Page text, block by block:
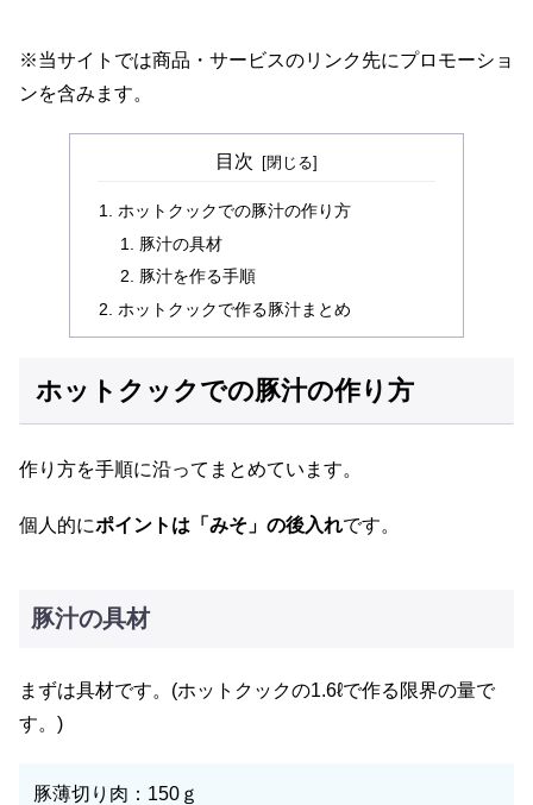
※当サイトでは商品・サービスのリンク先にプロモーショ
ンを含みます。
目次
ホットクックでの豚汁の作り方
豚汁の具材
豚汁を作る手順
ホットクックで作る豚汁まとめ
ホットクックでの豚汁の作り方
作り方を手順に沿ってまとめています。
個人的にポイントは「みそ」の後入れです。
豚汁の具材
まずは具材です。(ホットクックの1.6ℓで作る限界の量で
す。)
豚薄切り肉：150ｇ